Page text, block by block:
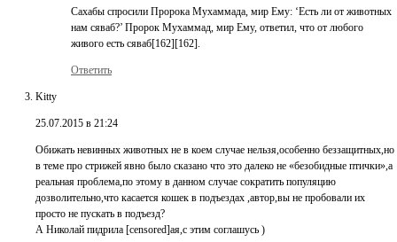
Сахабы спросили Пророка Мухаммада, мир Ему: ‘Есть ли от животных
нам сяваб?’ Пророк Мухаммад, мир Ему, ответил, что от любого
живого есть сяваб[162][162].
Ответить
Kitty
25.07.2015 в 21:24
Обижать невинных животных не в коем случае нельзя,особенно беззащитных,но
в теме про стрижей явно было сказано что это далеко не «безобидные птички»,а
реальная проблема,по этому в данном случае сократить популяцию
дозволительно,что касается кошек в подъездах ,автор,вы не пробовали их
просто не пускать в подъезд?
А Николай пидрила [censored]ая,с этим соглашусь )